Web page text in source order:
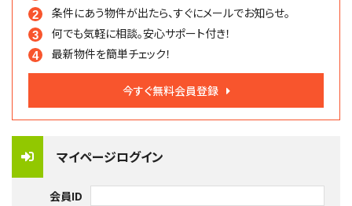
条件にあう物件が出たら、すぐにメールでお知らせ。
何でも気軽に相談。安心サポート付き！
最新物件を簡単チェック！
今すぐ無料会員登録
マイページログイン
会員ID